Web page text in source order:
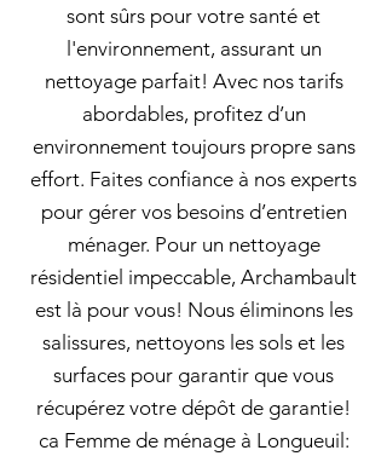
sont sûrs pour votre santé et
l'environnement, assurant un
nettoyage parfait! Avec nos tarifs
abordables, profitez d’un
environnement toujours propre sans
effort. Faites confiance à nos experts
pour gérer vos besoins d’entretien
ménager. Pour un nettoyage
résidentiel impeccable, Archambault
est là pour vous! Nous éliminons les
salissures, nettoyons les sols et les
surfaces pour garantir que vous
récupérez votre dépôt de garantie!
ca Femme de ménage à Longueuil: